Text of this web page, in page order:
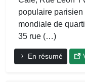
populaire
mondiale de
35 rue (…)
En résumé